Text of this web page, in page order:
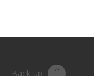
Back up